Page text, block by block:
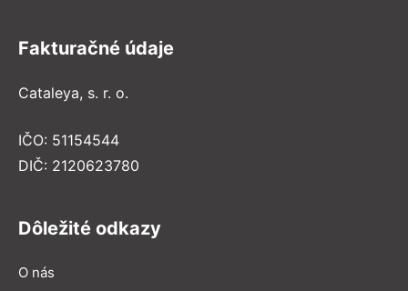
Fakturačné údaje
Cataleya, s. r. o.
IČO: 51154544
DIČ: 2120623780
Dôležité odkazy
O nás